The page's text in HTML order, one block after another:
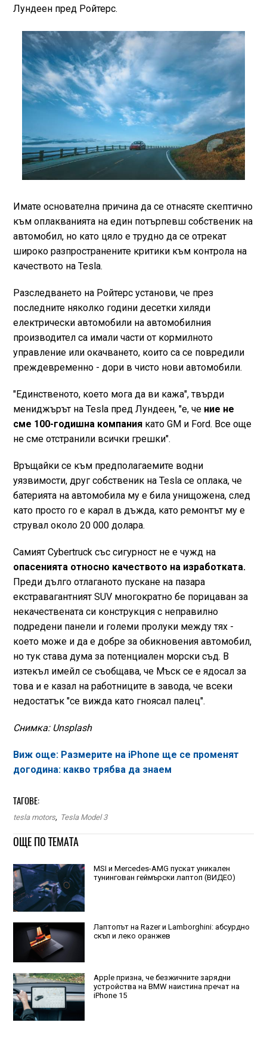
Лундеен пред Ройтерс.
Имате основателна причина да се отнасяте скептично
към оплакванията на един потърпевш собственик на
автомобил, но като цяло е трудно да се отрекат
широко разпространените критики към контрола на
качеството на Tesla.
Разследването на Ройтерс установи, че през
последните няколко години десетки хиляди
електрически автомобили на автомобилния
производител са имали части от кормилното
управление или окачването, които са се повредили
преждевременно - дори в чисто нови автомобили.
"Единственото, което мога да ви кажа", твърди
мениджърът на Tesla пред Лундеен, "е, че ние не
сме 100-годишна компаниякато GM и Ford. Все още
не сме отстранили всички грешки".
Връщайки се към предполагаемите водни
уязвимости, друг собственик на Tesla се оплака, че
батерията на автомобила му е била унищожена, след
като просто го е карал в дъжда, като ремонтът му е
струвал около 20 000 долара.
Самият Cybertruck със сигурност не е чужд на
опасенията относно качеството на изработката.
Преди дълго отлаганото пускане на пазара
екстравагантният SUV многократно бе порицаван за
некачествената си конструкция с неправилно
подредени панели и големи пролуки между тях -
което може и да е добре за обикновения автомобил,
но тук става дума за потенциален морски съд. В
изтекъл имейл се съобщава, че Мъск се е ядосал за
това и е казал на работниците в завода, че всеки
недостатък "се вижда като гноясал палец".
Снимка: Unsplash
Виж още: Размерите на iPhone ще се променят
догодина: какво трябва да знаем
ТАГОВЕ:
tesla motors, Tesla Model 3
ОЩЕ ПО ТЕМАТА
MSI и Mercedes-AMG пускат уникален
тунингован геймърски лаптоп (ВИДЕО)
Лаптопът на Razer и Lamborghini: абсурдно
скъп и леко оранжев
Apple призна, че безжичните зарядни
устройства на BMW наистина пречат на
iPhone 15